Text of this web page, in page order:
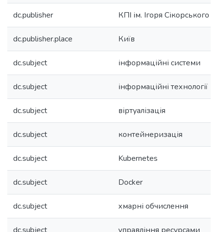
dc.publisher КПІ ім. Ігоря Сікорського
dc.publisher.place Київ
dc.subject інформаційні системи
dc.subject інформаційні технології
dc.subject віртуалізація
dc.subject контейнеризація
dc.subject Kubernetes
dc.subject Docker
dc.subject хмарні обчислення